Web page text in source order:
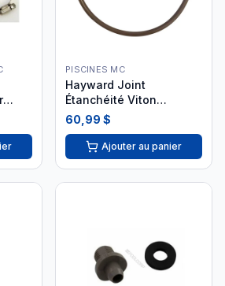
PISCINES MC
Hayward Joint
Étanchéité Viton
CLX200K pour
Chlorinateur i26
60,99 $
Ajouter au panier